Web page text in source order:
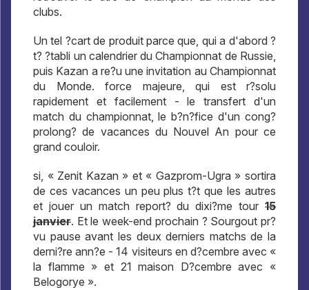
clubs.
Un tel ?cart de produit parce que, qui a d'abord ?
t? ?tabli un calendrier du Championnat de Russie,
puis Kazan a re?u une invitation au Championnat
du Monde. force majeure, qui est r?solu
rapidement et facilement - le transfert d'un
match du championnat, le b?n?fice d'un cong?
prolong? de vacances du Nouvel An pour ce
grand couloir.
si, « Zenit Kazan » et « Gazprom-Ugra » sortira
de ces vacances un peu plus t?t que les autres
et jouer un match report? du dixi?me tour 15
janvier. Et le week-end prochain ? Sourgout pr?
vu pause avant les deux derniers matchs de la
derni?re ann?e - 14 visiteurs en d?cembre avec «
la flamme » et 21 maison D?cembre avec «
Belogorye ».